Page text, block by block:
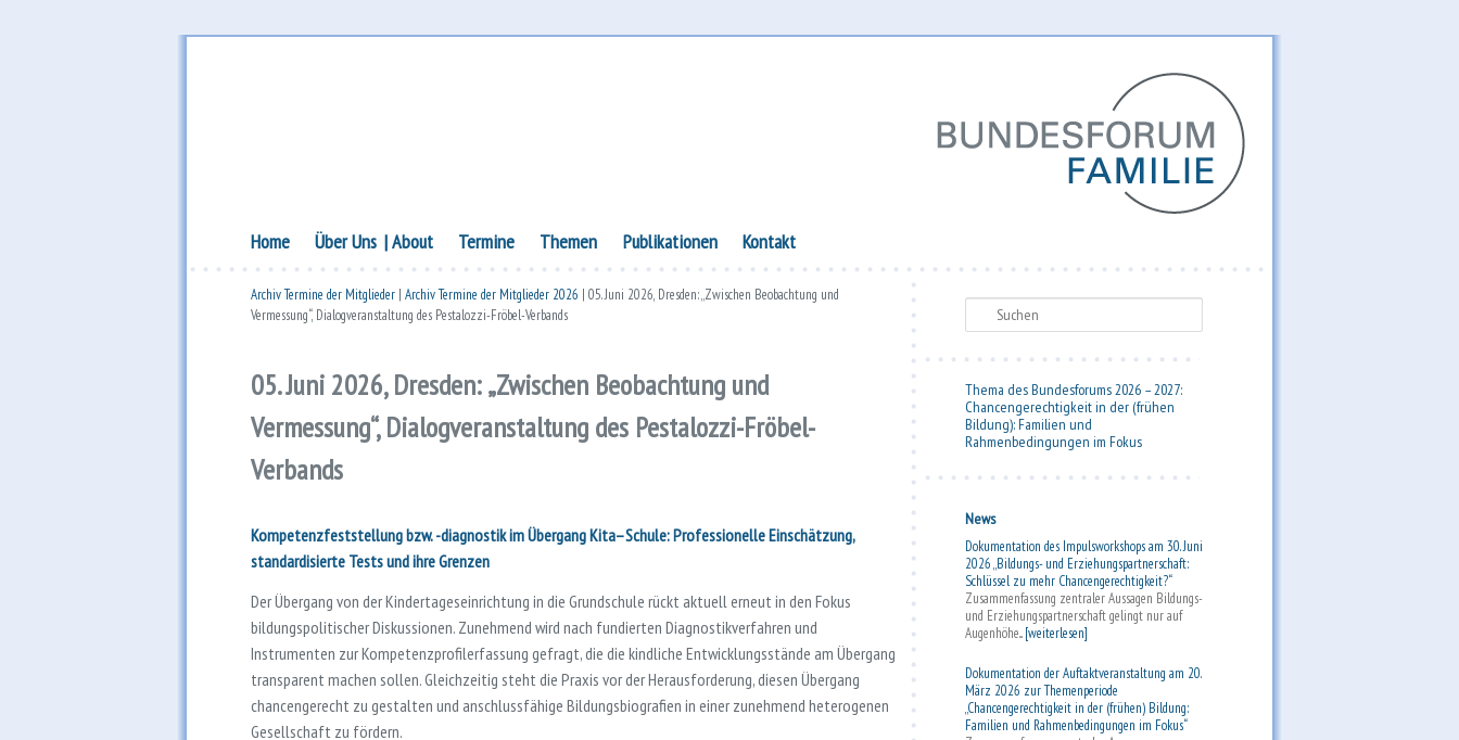
Hauptmenü Zum Inhalt wechseln
Zum sekundären Inhalt wechseln
Home Über Uns About Termine Themen Publikationen Kontakt
Archiv Termine der Mitglieder |Archiv Termine der Mitglieder 2026 | 05. Juni 2026, Dresden: „Zwischen Beobachtung und
Vermessung“, Dialogveranstaltung des Pestalozzi-Fröbel-Verbands
05. Juni 2026, Dresden: „Zwischen Beobachtung und
Vermessung“, Dialogveranstaltung des Pestalozzi-Fröbel-
Verbands
Kompetenzfeststellung bzw. -diagnostik im Übergang Kita–Schule: Professionelle Einschätzung,
standardisierte Tests und ihre Grenzen
Der Übergang von der Kindertageseinrichtung in die Grundschule rückt aktuell erneut in den Fokus
bildungspolitischer Diskussionen. Zunehmend wird nach fundierten Diagnostikverfahren und
Instrumenten zur Kompetenzprofilerfassung gefragt, die die kindliche Entwicklungsstände am Übergang
transparent machen sollen. Gleichzeitig steht die Praxis vor der Herausforderung, diesen Übergang
chancengerecht zu gestalten und anschlussfähige Bildungsbiografien in einer zunehmend heterogenen
Gesellschaft zu fördern.
Suchen
Thema des Bundesforums 2026 – 2027:
Chancengerechtigkeit in der (frühen
Bildung): Familien und
Rahmenbedingungen im Fokus
News
Dokumentation des Impulsworkshops am 30. Juni
2026 „Bildungs- und Erziehungspartnerschaft:
Schlüssel zu mehr Chancengerechtigkeit?“
Zusammenfassung zentraler Aussagen Bildungs-
und Erziehungspartnerschaft gelingt nur auf
Augenhöhe...[weiterlesen]
Dokumentation der Auftaktveranstaltung am 20.
März 2026 zur Themenperiode
„Chancengerechtigkeit in der (frühen) Bildung:
Familien und Rahmenbedingungen im Fokus“